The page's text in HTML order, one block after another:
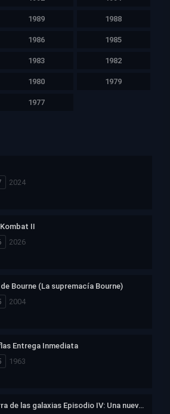
1989 1988
1986 1985
1983 1982
1980 1979
1977
2024
II
2026
Bourne (La supremacía Bourne)
2004
Entrega Inmediata
1963
La guerra de las galaxias Episodio IV: Una nueva esperanza